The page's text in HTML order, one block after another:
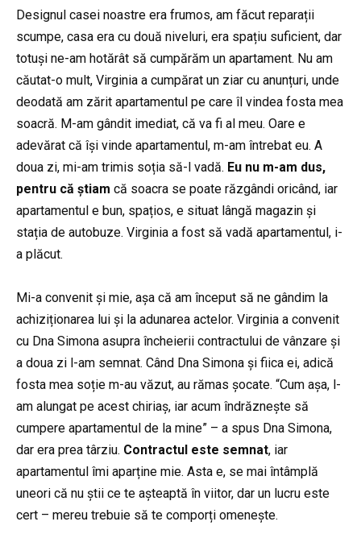
Designul casei noastre era frumos, am făcut reparații
scumpe, casa era cu două niveluri, era spațiu suficient, dar
totuși ne-am hotărât să cumpărăm un apartament. Nu am
căutat-o ​​mult, Virginia a cumpărat un ziar cu anunțuri, unde
deodată am zărit apartamentul pe care îl vindea fosta mea
soacră. M-am gândit imediat, că va fi al meu. Oare e
adevărat că își vinde apartamentul, m-am întrebat eu. A
doua zi, mi-am trimis soția să-l vadă. Eu nu m-am dus,
pentru că știam că soacra se poate răzgândi oricând, iar
apartamentul e bun, spațios, e situat lângă magazin și
stația de autobuze. Virginia a fost să vadă apartamentul, i-
a plăcut.
Mi-a convenit și mie, așa că am început să ne gândim la
achiziționarea lui și la adunarea actelor. Virginia a convenit
cu Dna Simona asupra încheierii contractului de vânzare și
a doua zi l-am semnat. Când Dna Simona și fiica ei, adică
fosta mea soție m-au văzut, au rămas șocate. “Cum așa, l-
am alungat pe acest chiriaș, iar acum îndrăznește să
cumpere apartamentul de la mine” – a spus Dna Simona,
dar era prea târziu. Contractul este semnat, iar
apartamentul îmi aparține mie. Asta e, se mai întâmplă
uneori că nu știi ce te așteaptă în viitor, dar un lucru este
cert – mereu trebuie să te comporți omenește.